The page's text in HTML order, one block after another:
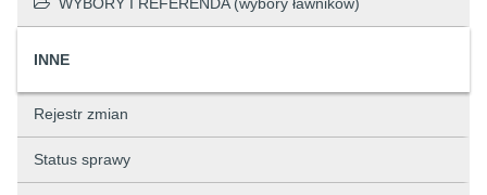
INNE
Rejestr zmian
Status sprawy